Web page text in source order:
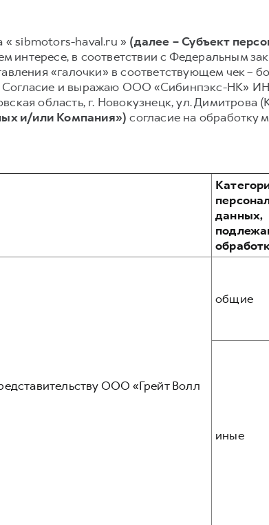
« sibmotors-haval.ru » (далее – Субъект
интересе, в соответствии с Федеральным
«галочки» в соответствующем чек –
и выражаю ООО «Сибинпэкс-НК»
область, г. Новокузнецк, ул. Димитрова
и/или Компания») согласие на обработку
данных,
ООО «Грейт Волл
общие
иные